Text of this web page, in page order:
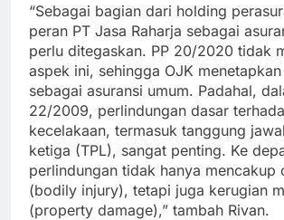
“Sebagai bagian dari holding
peran PT Jasa Raharja sebagai
perlu ditegaskan. PP 20/2020 tidak
aspek ini, sehingga OJK menetapkan
sebagai asuransi umum. Padahal,
22/2009, perlindungan dasar
kecelakaan, termasuk tanggung
ketiga (TPL), sangat penting. Ke
perlindungan tidak hanya mencakup
(bodily injury), tetapi juga kerugian
(property damage),” tambah Rivan.